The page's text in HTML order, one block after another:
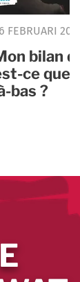
FEBRUARI
bilan
ce que
bas ?